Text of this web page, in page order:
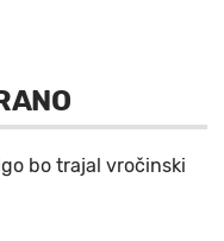
bo trajal vročinski